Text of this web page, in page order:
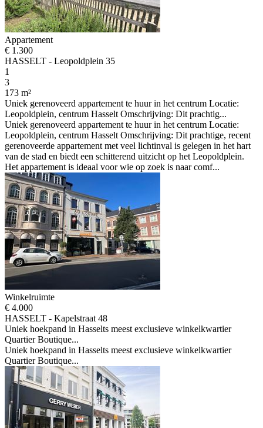
Appartement
€ 1.300
HASSELT - Leopoldplein 35
1
3
173 m²
Uniek gerenoveerd appartement te huur in het centrum Locatie:
Leopoldplein, centrum Hasselt Omschrijving: Dit prachtig...
Uniek gerenoveerd appartement te huur in het centrum Locatie:
Leopoldplein, centrum Hasselt Omschrijving: Dit prachtige, recent
gerenoveerde appartement met veel lichtinval is gelegen in het hart
van de stad en biedt een schitterend uitzicht op het Leopoldplein.
Het appartement is ideaal voor wie op zoek is naar comf...
Winkelruimte
€ 4.000
HASSELT - Kapelstraat 48
Uniek hoekpand in Hasselts meest exclusieve winkelkwartier
Quartier Boutique...
Uniek hoekpand in Hasselts meest exclusieve winkelkwartier
Quartier Boutique...